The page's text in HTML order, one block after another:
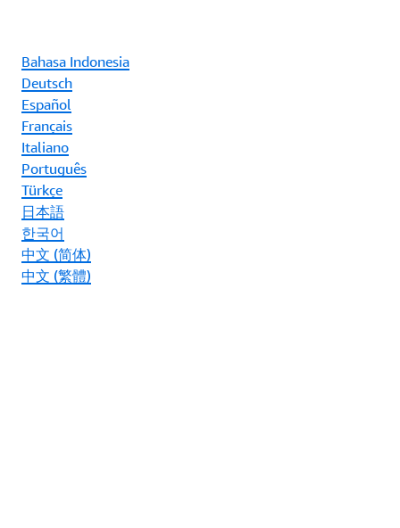
Bahasa Indonesia
Deutsch
Español
Français
Italiano
Português
Türkçe
日本語
한국어
中文 (简体)
中文 (繁體)